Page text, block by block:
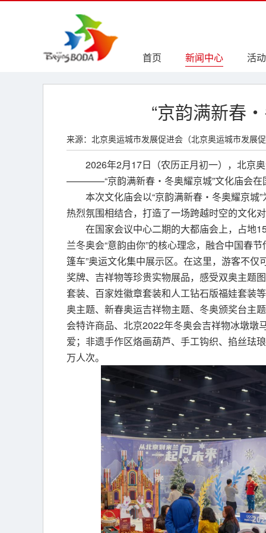
首页 新闻中心 活
“京韵满新春
来源：北京奥运城市发展促进会（北京奥运城市发展
2026年2月17日（农历正月初一），北京
————“京韵满新春・冬奥耀京城”文化庙会在
本次文化庙会以“京韵满新春・冬奥耀京
热烈氛围相结合，打造了一场跨越时空的文化
在国家会议中心二期的大都庙会上，占地
兰冬奥会“意韵由你”的核心理念，融合中国春
篷车”奥运文化集中展示区。在这里，游客不
奖牌、吉祥物等珍贵实物展品，感受双奥主题
套装、百家姓徽章套装和人工钻石版福娃套装
奥主题、新春奥运吉祥物主题、冬奥颁奖台主
会特许商品、北京2022年冬奥会吉祥物冰墩
爱；非遗手作区烙画葫芦、手工钩织、掐丝珐
万人次。